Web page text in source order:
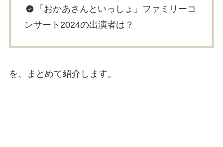
「おかあさんといっしょ」ファミリーコ
ンサート2024の出演者は？
を、まとめて紹介します。